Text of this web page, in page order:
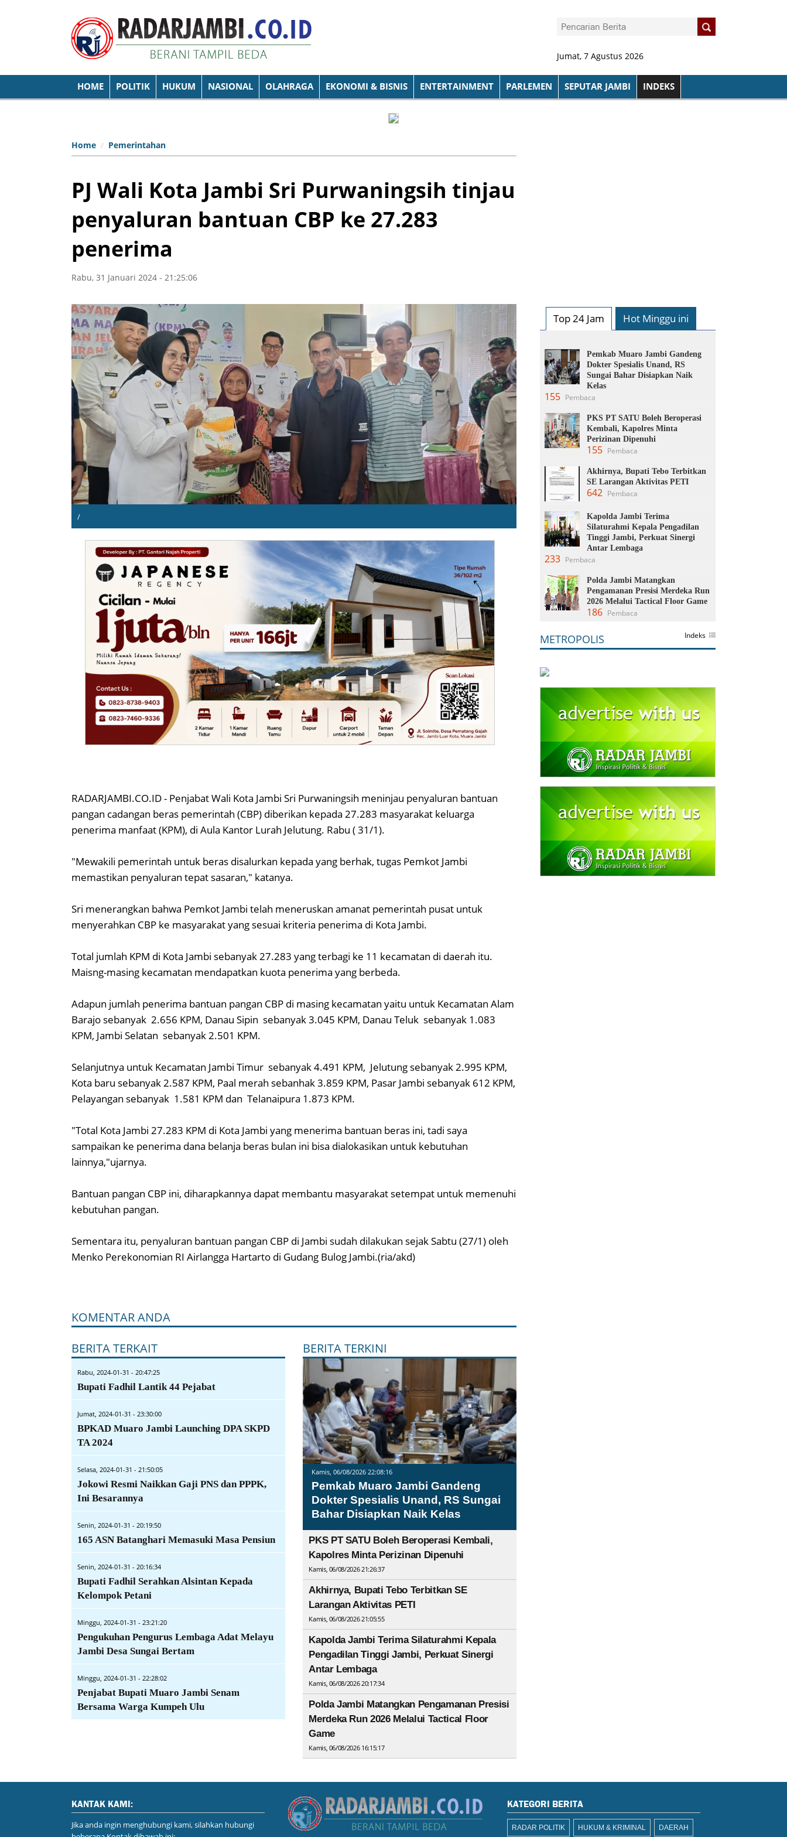
Jumat, 7 Agustus 2026
HOME POLITIK HUKUM NASIONAL OLAHRAGA EKONOMI & BISNIS ENTERTAINMENT PARLEMEN SEPUTAR JAMBI INDEKS
Home Pemerintahan
PJ Wali Kota Jambi Sri Purwaningsih tinjau
penyaluran bantuan CBP ke 27.283
penerima
Rabu, 31 Januari 2024 - 21:25:06
/
RADARJAMBI.CO.ID - Penjabat Wali Kota Jambi Sri Purwaningsih meninjau penyaluran bantuan
pangan cadangan beras pemerintah (CBP) diberikan kepada 27.283 masyarakat keluarga
penerima manfaat (KPM), di Aula Kantor Lurah Jelutung. Rabu ( 31/1).
"Mewakili pemerintah untuk beras disalurkan kepada yang berhak, tugas Pemkot Jambi
memastikan penyaluran tepat sasaran," katanya.
Sri menerangkan bahwa Pemkot Jambi telah meneruskan amanat pemerintah pusat untuk
menyerahkan CBP ke masyarakat yang sesuai kriteria penerima di Kota Jambi.
Total jumlah KPM di Kota Jambi sebanyak 27.283 yang terbagi ke 11 kecamatan di daerah itu.
Maisng-masing kecamatan mendapatkan kuota penerima yang berbeda.
Adapun jumlah penerima bantuan pangan CBP di masing kecamatan yaitu untuk Kecamatan Alam
Barajo sebanyak 2.656 KPM, Danau Sipin sebanyak 3.045 KPM, Danau Teluk sebanyak 1.083
KPM, Jambi Selatan sebanyak 2.501 KPM.
Selanjutnya untuk Kecamatan Jambi Timur sebanyak 4.491 KPM, Jelutung sebanyak 2.995 KPM,
Kota baru sebanyak 2.587 KPM, Paal merah sebanhak 3.859 KPM, Pasar Jambi sebanyak 612 KPM,
Pelayangan sebanyak 1.581 KPM dan Telanaipura 1.873 KPM.
"Total Kota Jambi 27.283 KPM di Kota Jambi yang menerima bantuan beras ini, tadi saya
sampaikan ke penerima dana belanja beras bulan ini bisa dialokasikan untuk kebutuhan
lainnya,"ujarnya.
Bantuan pangan CBP ini, diharapkannya dapat membantu masyarakat setempat untuk memenuhi
kebutuhan pangan.
Sementara itu, penyaluran bantuan pangan CBP di Jambi sudah dilakukan sejak Sabtu (27/1) oleh
Menko Perekonomian RI Airlangga Hartarto di Gudang Bulog Jambi.(ria/akd)
KOMENTAR ANDA
BERITA TERKAIT
Rabu, 2024-01-31 - 20:47:25
Bupati Fadhil Lantik 44 Pejabat
Jumat, 2024-01-31 - 23:30:00
BPKAD Muaro Jambi Launching DPA SKPD
TA 2024
Selasa, 2024-01-31 - 21:50:05
Jokowi Resmi Naikkan Gaji PNS dan PPPK,
Ini Besarannya
Senin, 2024-01-31 - 20:19:50
165 ASN Batanghari Memasuki Masa Pensiun
Senin, 2024-01-31 - 20:16:34
Bupati Fadhil Serahkan Alsintan Kepada
Kelompok Petani
Minggu, 2024-01-31 - 23:21:20
Pengukuhan Pengurus Lembaga Adat Melayu
Jambi Desa Sungai Bertam
Minggu, 2024-01-31 - 22:28:02
Penjabat Bupati Muaro Jambi Senam
Bersama Warga Kumpeh Ulu
BERITA TERKINI
Kamis, 06/08/2026 22:08:16
Pemkab Muaro Jambi Gandeng
Dokter Spesialis Unand, RS Sungai
Bahar Disiapkan Naik Kelas
PKS PT SATU Boleh Beroperasi Kembali,
Kapolres Minta Perizinan Dipenuhi
Kamis, 06/08/2026 21:26:37
Akhirnya, Bupati Tebo Terbitkan SE
Larangan Aktivitas PETI
Kamis, 06/08/2026 21:05:55
Kapolda Jambi Terima Silaturahmi Kepala
Pengadilan Tinggi Jambi, Perkuat Sinergi
Antar Lembaga
Kamis, 06/08/2026 20:17:34
Polda Jambi Matangkan Pengamanan Presisi
Merdeka Run 2026 Melalui Tactical Floor
Game
Kamis, 06/08/2026 16:15:17
Top 24 Jam Hot Minggu ini
Pemkab Muaro Jambi Gandeng
Dokter Spesialis Unand, RS
Sungai Bahar Disiapkan Naik
Kelas
155 Pembaca
PKS PT SATU Boleh Beroperasi
Kembali, Kapolres Minta
Perizinan Dipenuhi
155 Pembaca
Akhirnya, Bupati Tebo Terbitkan
SE Larangan Aktivitas PETI
642 Pembaca
Kapolda Jambi Terima
Silaturahmi Kepala Pengadilan
Tinggi Jambi, Perkuat Sinergi
Antar Lembaga
233 Pembaca
Polda Jambi Matangkan
Pengamanan Presisi Merdeka Run
2026 Melalui Tactical Floor Game
186 Pembaca
METROPOLIS Indeks
KANTAK KAMI:
Jika anda ingin menghubungi kami, silahkan hubungi
KATEGORI BERITA
RADAR POLITIK HUKUM & KRIMINAL DAERAH